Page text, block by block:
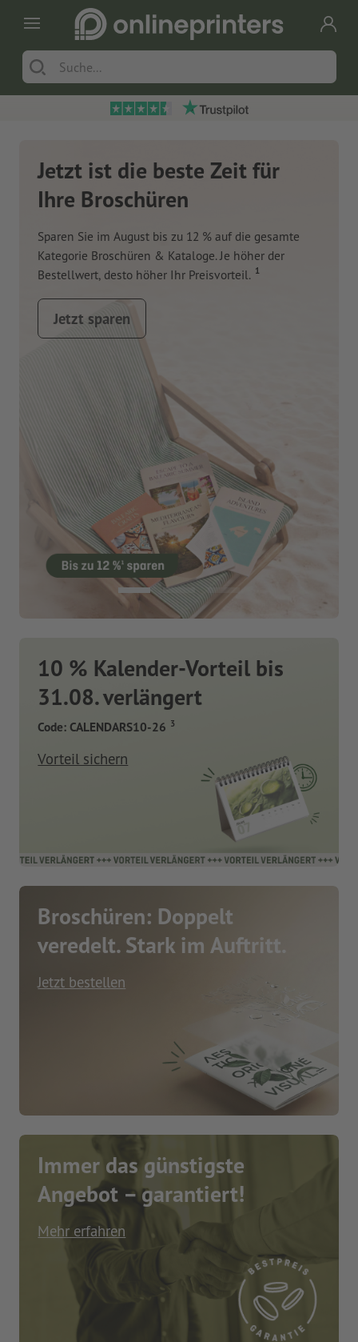
Jetzt ist die beste Zeit für
Ihre Broschüren
Sparen Sie im August bis zu 12 % auf die gesamte
Kategorie Broschüren & Kataloge. Je höher der
Bestellwert, desto höher Ihr Preisvorteil. 1
Jetzt sparen
10 % Kalender-Vorteil bis
31.08. verlängert
Code: CALENDARS10-26 3
Vorteil sichern
Broschüren: Doppelt
veredelt. Stark im Auftritt.
Jetzt bestellen
Immer das günstigste
Angebot – garantiert!
Mehr erfahren